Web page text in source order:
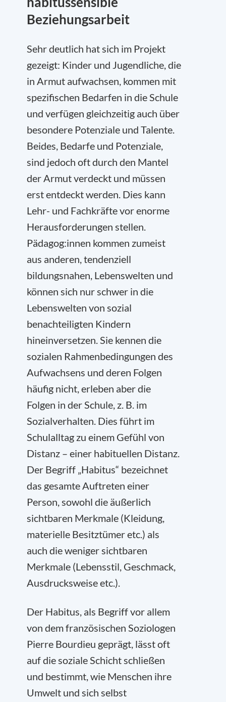
Beziehungsarbeit
Sehr deutlich hat sich im Projekt
gezeigt: Kinder und Jugendliche, die
in Armut aufwachsen, kommen mit
spezifischen Bedarfen in die Schule
und verfügen gleichzeitig auch über
besondere Potenziale und Talente.
Beides, Bedarfe und Potenziale,
sind jedoch oft durch den Mantel
der Armut verdeckt und müssen
erst entdeckt werden. Dies kann
Lehr- und Fachkräfte vor enorme
Herausforderungen stellen.
Pädagog:innen kommen zumeist
aus anderen, tendenziell
bildungsnahen, Lebenswelten und
können sich nur schwer in die
Lebenswelten von sozial
benachteiligten Kindern
hineinversetzen. Sie kennen die
sozialen Rahmenbedingungen des
Aufwachsens und deren Folgen
häufig nicht, erleben aber die
Folgen in der Schule, z. B. im
Sozialverhalten. Dies führt im
Schulalltag zu einem Gefühl von
Distanz – einer habituellen Distanz.
Der Begriff „Habitus“ bezeichnet
das gesamte Auftreten einer
Person, sowohl die äußerlich
sichtbaren Merkmale (Kleidung,
materielle Besitztümer etc.) als
auch die weniger sichtbaren
Merkmale (Lebensstil, Geschmack,
Ausdrucksweise etc.).
Der Habitus, als Begriff vor allem
von dem französischen Soziologen
Pierre Bourdieu geprägt, lässt oft
auf die soziale Schicht schließen
und bestimmt, wie Menschen ihre
Umwelt und sich selbst